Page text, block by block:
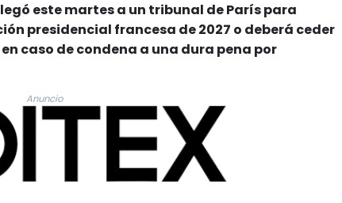
este martes a un tribunal de París para
presidencial francesa de 2027 o deberá ceder
caso de condena a una dura pena por
Anuncio